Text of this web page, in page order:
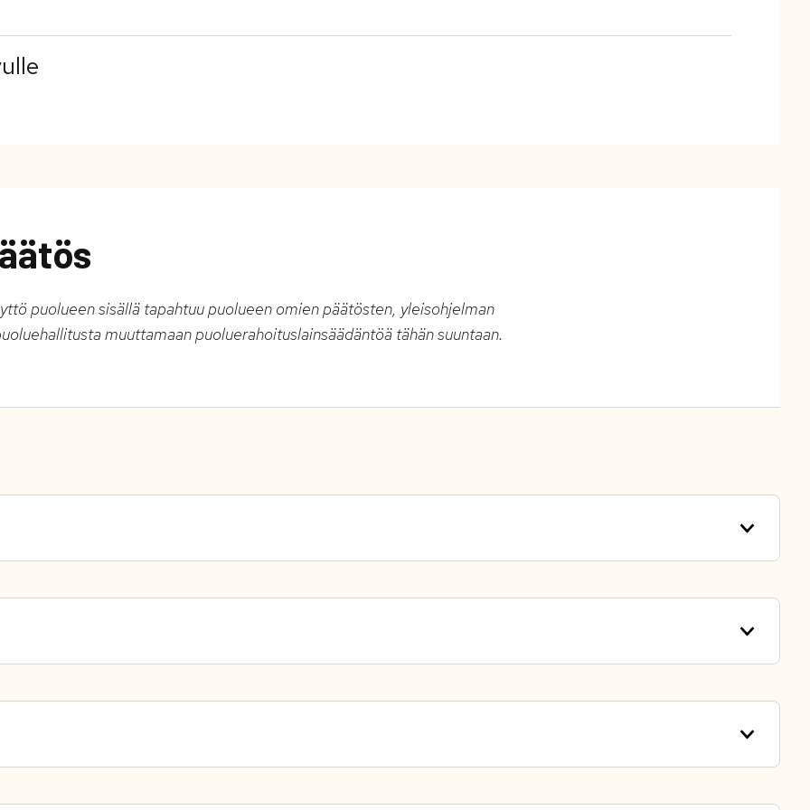
puolueen sisällä tapahtuu puolueen omien päätösten, yleisohjelman
muuttamaan puoluerahoituslainsäädäntöä tähän suuntaan.